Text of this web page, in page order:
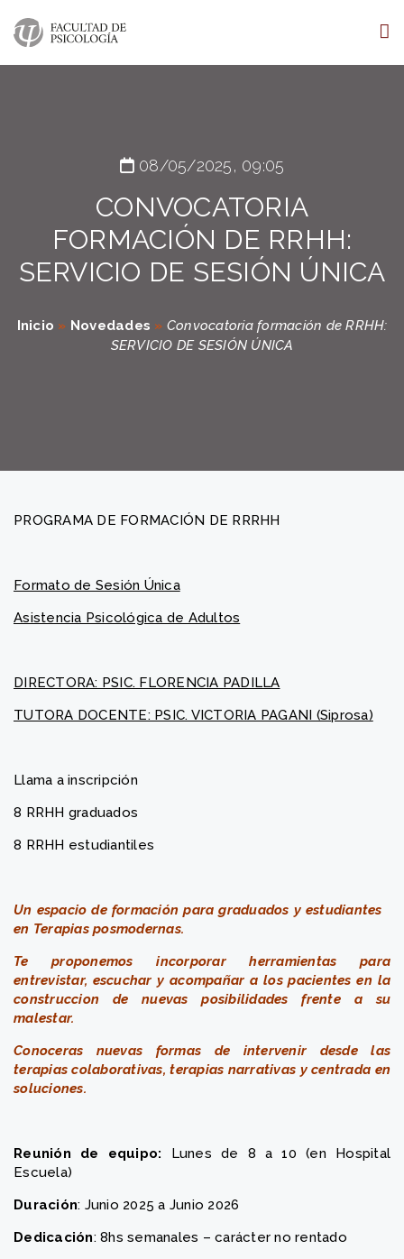
08/05/2025, 09:05
CONVOCATORIA
FORMACIÓN DE RRHH:
SERVICIO DE SESIÓN ÚNICA
Inicio » Novedades » Convocatoria formación de RRHH:
SERVICIO DE SESIÓN ÚNICA
PROGRAMA DE FORMACIÓN DE RRRHH
Formato de Sesión Única
Asistencia Psicológica de Adultos
DIRECTORA: PSIC. FLORENCIA PADILLA
TUTORA DOCENTE: PSIC. VICTORIA PAGANI (Siprosa)
Llama a inscripción
8 RRHH graduados
8 RRHH estudiantiles
Un espacio de formación para graduados y estudiantes
en Terapias posmodernas.
Te proponemos incorporar herramientas para
entrevistar, escuchar y acompañar a los pacientes en la
construccion de nuevas posibilidades frente a su
malestar.
Conoceras nuevas formas de intervenir desde las
terapias colaborativas, terapias narrativas y centrada en
soluciones.
Reunión de equipo: Lunes de 8 a 10 (en Hospital
Escuela)
Duración: Junio 2025 a Junio 2026
Dedicación: 8hs semanales – carácter no rentado